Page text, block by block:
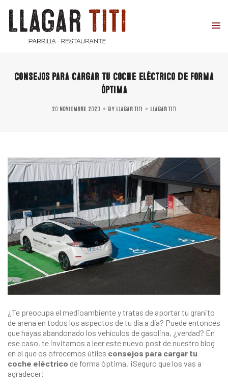
Consejos para cargar tu coche eléctrico de forma
óptima
20 noviembre 2020 By Llagar Titi Llagar Titi
¿Te preocupa el medioambiente y tratas de aportar tu granito
de arena en todos los aspectos de tu día a día? Puede entonces
que hayas abandonado los vehículos de gasolina, ¿verdad? En
ese caso, te invitamos a leer este nuevo post de nuestro blog
en el que os ofrecemos útiles consejos para cargar tu
coche eléctrico de forma óptima. ¡Seguro que los vas a
agradecer!